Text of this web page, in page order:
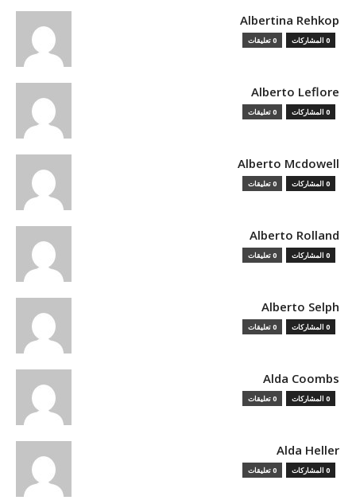
Albertina Rehkop
0 المشاركات 0 تعليقات
Alberto Leflore
0 المشاركات 0 تعليقات
Alberto Mcdowell
0 المشاركات 0 تعليقات
Alberto Rolland
0 المشاركات 0 تعليقات
Alberto Selph
0 المشاركات 0 تعليقات
Alda Coombs
0 المشاركات 0 تعليقات
Alda Heller
0 المشاركات 0 تعليقات